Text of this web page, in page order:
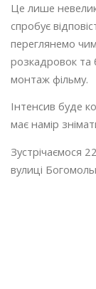
Це лише
спробує
переглянемо
розкадровок та
монтаж фільму.
Інтенсив буде
має намір
Зустрічаємося
вулиці